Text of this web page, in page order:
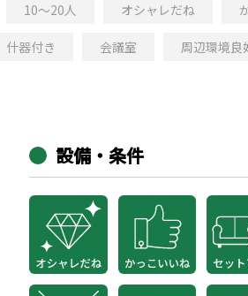
10～20人 オシャレだね
什器付き 会議室 周辺環境良
設備・条件